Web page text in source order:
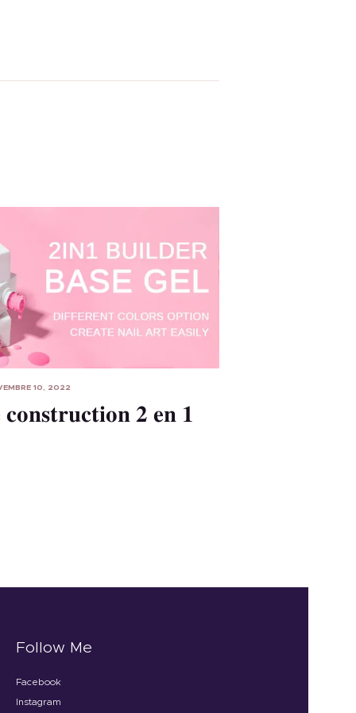
10, 2022
construction 2 en 1
Follow Me
Facebook
Instagram